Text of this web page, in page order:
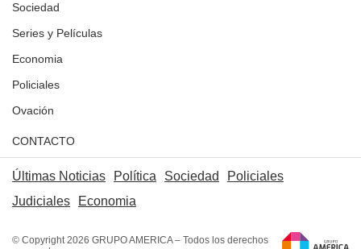
Sociedad
Series y Películas
Economia
Policiales
Ovación
CONTACTO
Últimas Noticias Política Sociedad
Policiales
Judiciales
Economia
© Copyright 2026 GRUPO AMERICA – Todos los derechos